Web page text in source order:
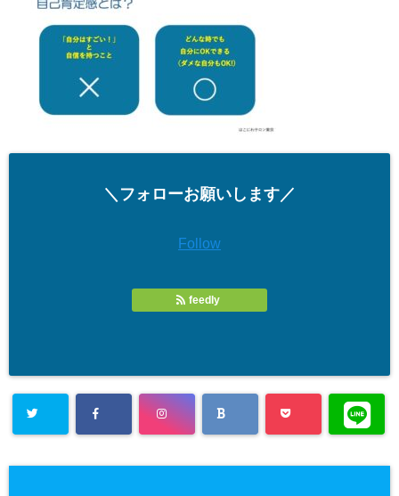
＼フォローお願いします／
Follow
feedly